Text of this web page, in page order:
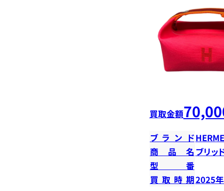
買取金額
ブランド
商品名 ブリッ
型番
買取時期2025